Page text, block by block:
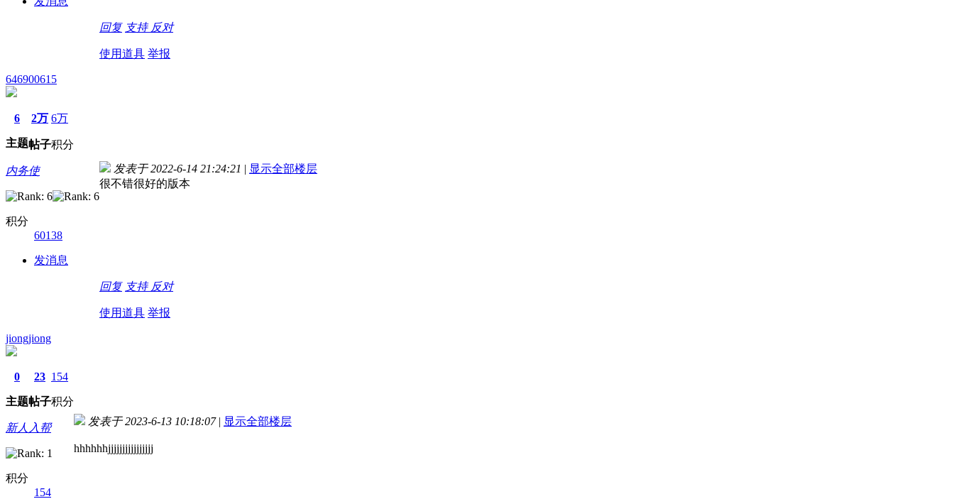
回复 支持 反对
使用道具 举报
646900615
6
主题
2万
帖子
6万
积分
内务使
积分
60138
发消息
发表于 2022-6-14 21:24:21 | 显示全部楼层
很不错很好的版本
回复 支持 反对
使用道具 举报
jiongjiong
0
主题
23
帖子
154
积分
新人入帮
积分
154
发表于 2023-6-13 10:18:07 | 显示全部楼层
hhhhhhjjjjjjjjjjjjjjjj